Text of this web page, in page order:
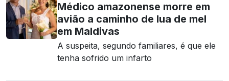
Médico amazonense morre em
avião a caminho de lua de mel
em Maldivas
A suspeita, segundo familiares, é que ele
tenha sofrido um infarto